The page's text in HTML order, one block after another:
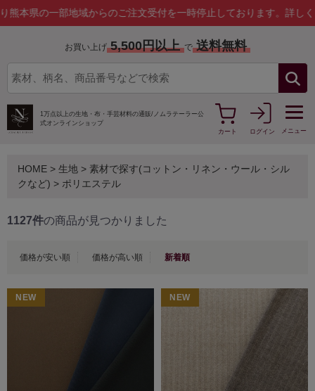
域からのご注文受付を一時停止しております。 詳しくはこちら
お買い上げ 5,500円以上 で 送料無料
1万点以上の生地・布・手芸材料の通販/ ノムラテーラー公
式オンラインショップ
カート
ログイン メニュー
HOME > 生地 > 素材で探す(コットン・リネン・ウール・シル
クなど) > ポリエステル
1127件の商品が見つかりました
価格が安い順 価格が高い順 新着順
NEW NEW